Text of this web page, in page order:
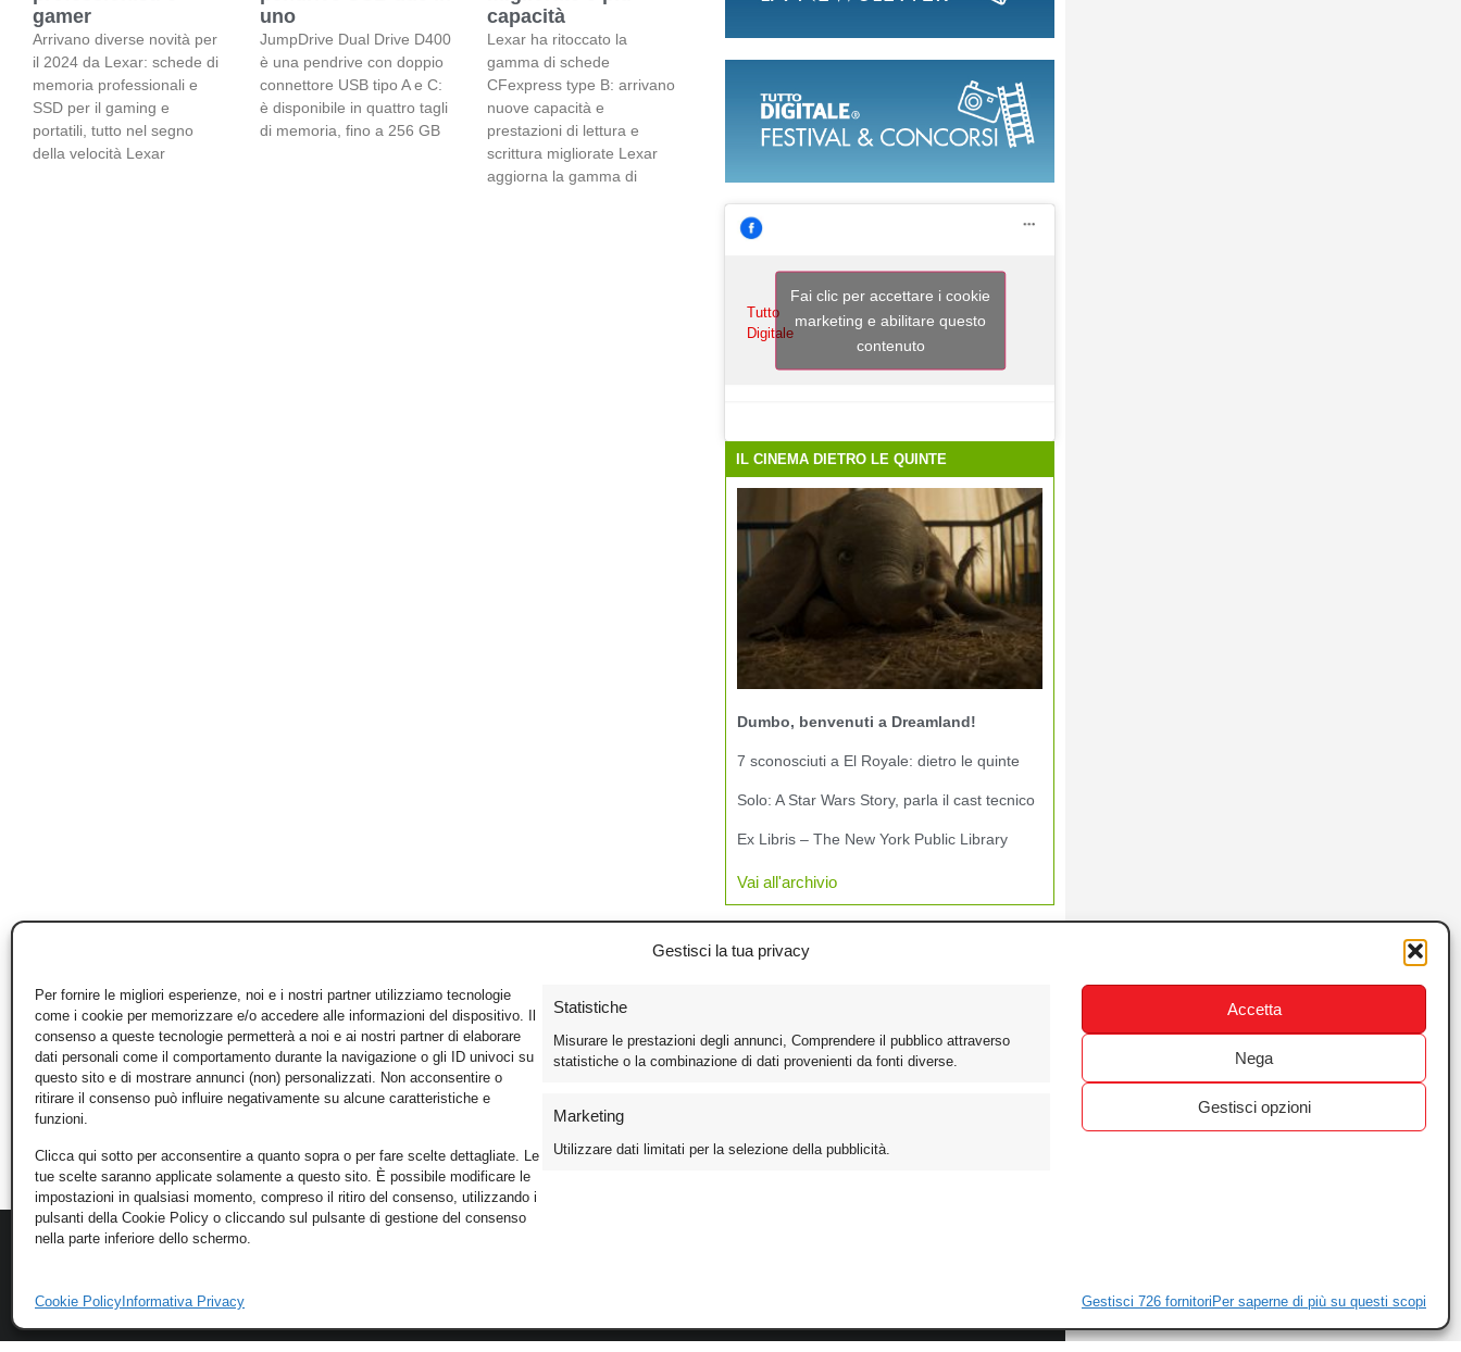
Gestisci la tua privacy
Per fornire le migliori esperienze, noi e i nostri partner utilizziamo tecnologie
come i cookie per memorizzare e/o accedere alle informazioni del dispositivo. Il
consenso a queste tecnologie permetterà a noi e ai nostri partner di elaborare
dati personali come il comportamento durante la navigazione o gli ID univoci su
questo sito e di mostrare annunci (non) personalizzati. Non acconsentire o
ritirare il consenso può influire negativamente su alcune caratteristiche e
funzioni.
Clicca qui sotto per acconsentire a quanto sopra o per fare scelte dettagliate. Le
tue scelte saranno applicate solamente a questo sito. È possibile modificare le
impostazioni in qualsiasi momento, compreso il ritiro del consenso, utilizzando i
pulsanti della Cookie Policy o cliccando sul pulsante di gestione del consenso
nella parte inferiore dello schermo.
Statistiche
Misurare le prestazioni degli annunci, Comprendere il pubblico attraverso
statistiche o la combinazione di dati provenienti da fonti diverse.
Marketing
Utilizzare dati limitati per la selezione della pubblicità.
Gestisci 726 fornitori Per saperne di più su questi scopi
Accetta
Nega
Gestisci opzioni
Cookie Policy Informativa Privacy
gamer
Arrivano diverse novità per
il 2024 da Lexar: schede di
memoria professionali e
SSD per il gaming e
portatili, tutto nel segno
della velocità Lexar
uno
JumpDrive Dual Drive D400
è una pendrive con doppio
connettore USB tipo A e C:
è disponibile in quattro tagli
di memoria, fino a 256 GB
capacità
Lexar ha ritoccato la
gamma di schede
CFexpress type B: arrivano
nuove capacità e
prestazioni di lettura e
scrittura migliorate Lexar
aggiorna la gamma di
Tutto
Digitale
Fai clic per accettare i cookie
marketing e abilitare questo
contenuto
IL CINEMA DIETRO LE QUINTE
Dumbo, benvenuti a Dreamland!
7 sconosciuti a El Royale: dietro le quinte
Solo: A Star Wars Story, parla il cast tecnico
Ex Libris – The New York Public Library
Vai all'archivio